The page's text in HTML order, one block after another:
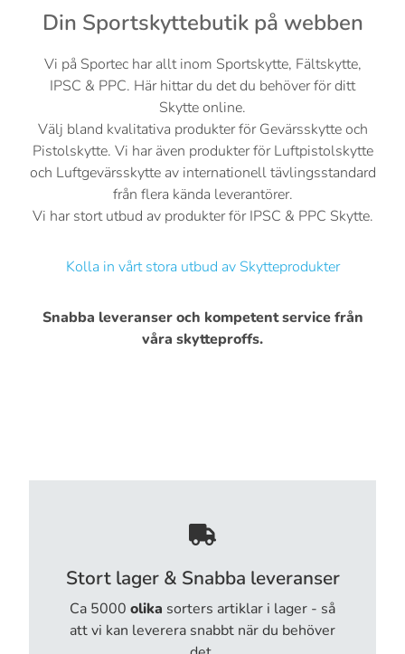
Din Sportskyttebutik på webben
Vi på Sportec har allt inom Sportskytte, Fältskytte,
IPSC & PPC. Här hittar du det du behöver för ditt
Skytte online.
Välj bland kvalitativa produkter för Gevärsskytte och
Pistolskytte. Vi har även produkter för Luftpistolskytte
och Luftgevärsskytte av internationell tävlingsstandard
från flera kända leverantörer.
Vi har stort utbud av produkter för IPSC & PPC Skytte.
Kolla in vårt stora utbud av Skytteprodukter
Snabba leveranser och kompetent service från
våra skytteproffs.
Stort lager & Snabba leveranser
Ca 5000 olika sorters artiklar i lager - så
att vi kan leverera snabbt när du behöver